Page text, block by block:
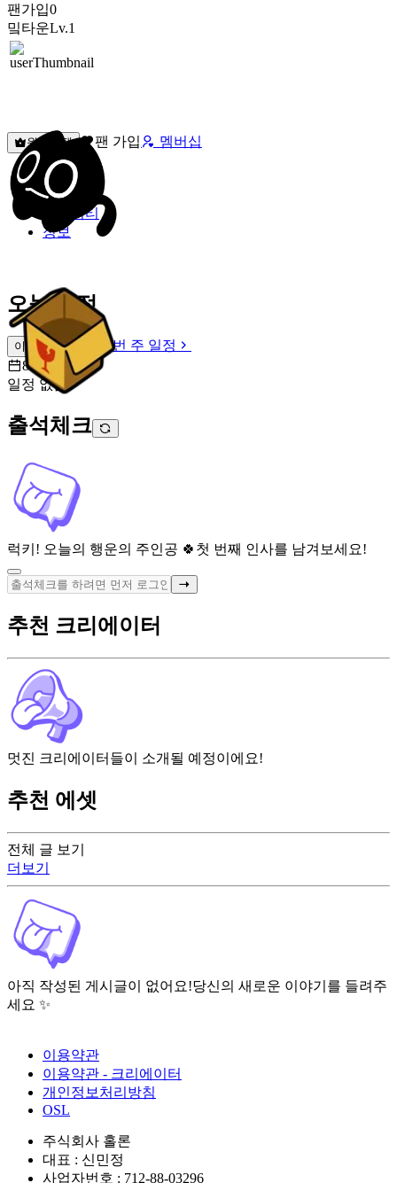
팬가입0
밐타운Lv.1
원픽선택 팬 가입 멤버십
밐타운
피드
커뮤니티
정보
오늘 일정
이번 주 일정
이번 주 일정
8월 8일 [토]
일정 없음
출석체크
럭키! 오늘의 행운의 주인공 🍀 첫 번째 인사를 남겨보세요!
전체 글 보기
더보기
아직 작성된 게시글이 없어요!당신의 새로운 이야기를 들려주
세요 ✨
추천 크리에이터
멋진 크리에이터들이 소개될 예정이에요!
추천 에셋
이용약관
이용약관 - 크리에이터
개인정보처리방침
OSL
주식회사 홀론
대표 : 신민정
사업자번호 : 712-88-03296